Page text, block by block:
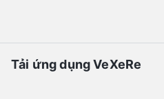
Tải ứng dụng VeXeRe